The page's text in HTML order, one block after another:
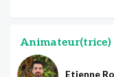
Animateur(trice)
Etienne